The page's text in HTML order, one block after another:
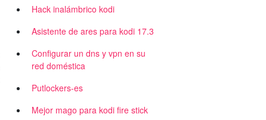
Hack inalámbrico kodi
Asistente de ares para kodi 17.3
Configurar un dns y vpn en su
red doméstica
Putlockers-es
Mejor mago para kodi fire stick